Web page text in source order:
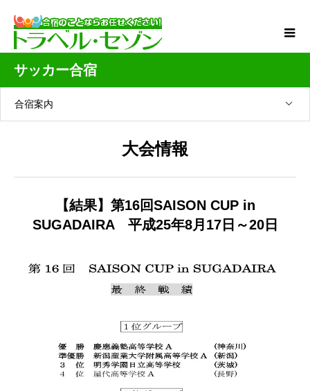
サッカー合宿
合宿案内
大会情報
【結果】第16回SAISON CUP in
SUGADAIRA 平成25年8月17日～20日